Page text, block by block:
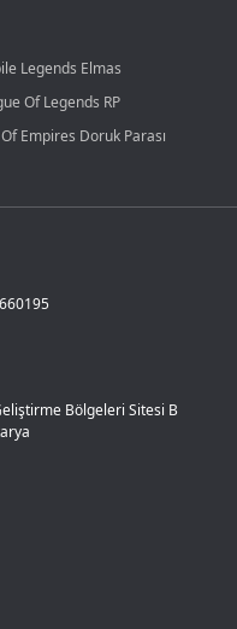
Legends Elmas
Of Legends RP
Empires Doruk Parası
Bölgeleri Sitesi B